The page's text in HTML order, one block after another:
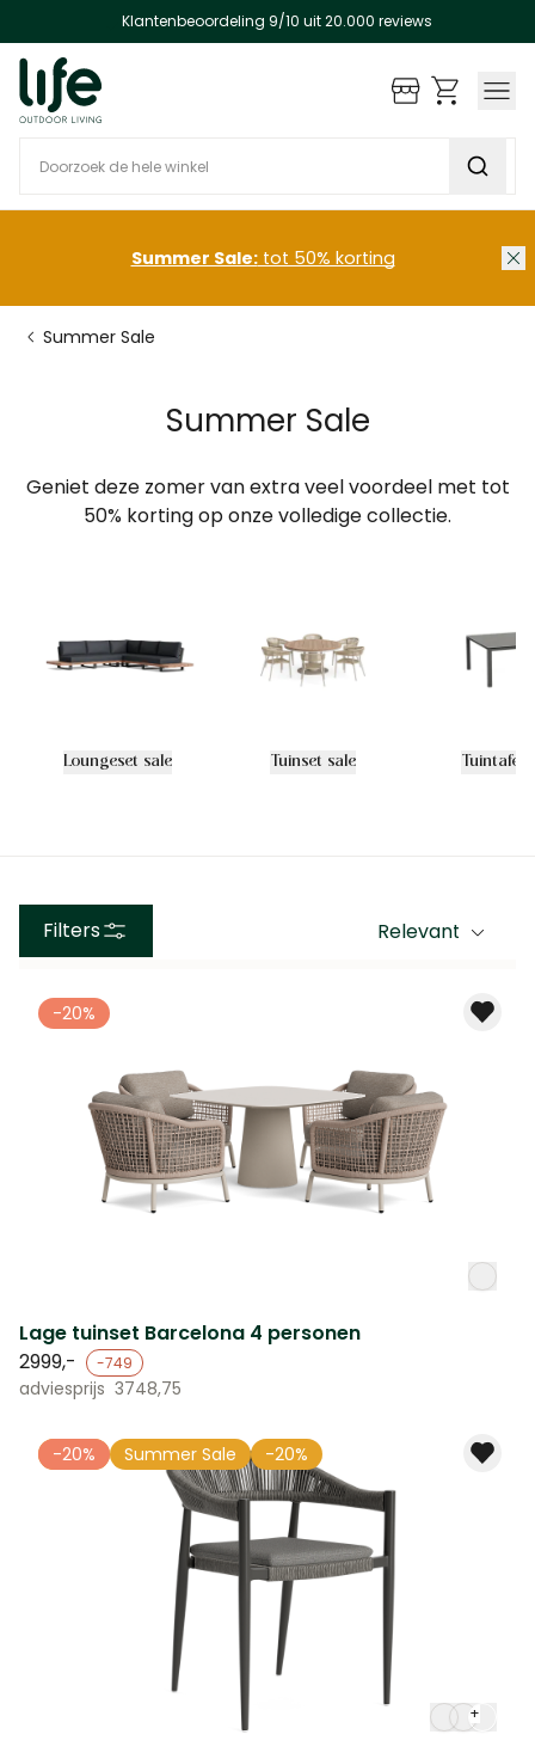
Klantenbeoordeling 9/10 uit 20.000 reviews
Ga naar de inhoud
Winkels
Summer Sale:tot 50% korting
Summer Sale
Summer Sale
Geniet deze zomer van extra veel voordeel met tot
50% korting op onze volledige collectie.
Loungeset sale Tuinset sale Tuintafel
Filters
Lage tuinset Barcelona 4 personen
2999,-
-749
adviesprijs 3748,75
-20%
+
-20%
-20% Summer Sale -20%